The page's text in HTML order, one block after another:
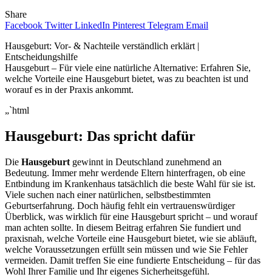
Share
Facebook Twitter LinkedIn Pinterest Telegram Email
Hausgeburt: Vor- & Nachteile verständlich erklärt |
Entscheidungshilfe
Hausgeburt – Für viele eine natürliche Alternative: Erfahren Sie,
welche Vorteile eine Hausgeburt bietet, was zu beachten ist und
worauf es in der Praxis ankommt.
„`html
Hausgeburt: Das spricht dafür
Die Hausgeburt gewinnt in Deutschland zunehmend an
Bedeutung. Immer mehr werdende Eltern hinterfragen, ob eine
Entbindung im Krankenhaus tatsächlich die beste Wahl für sie ist.
Viele suchen nach einer natürlichen, selbstbestimmten
Geburtserfahrung. Doch häufig fehlt ein vertrauenswürdiger
Überblick, was wirklich für eine Hausgeburt spricht – und worauf
man achten sollte. In diesem Beitrag erfahren Sie fundiert und
praxisnah, welche Vorteile eine Hausgeburt bietet, wie sie abläuft,
welche Voraussetzungen erfüllt sein müssen und wie Sie Fehler
vermeiden. Damit treffen Sie eine fundierte Entscheidung – für das
Wohl Ihrer Familie und Ihr eigenes Sicherheitsgefühl.